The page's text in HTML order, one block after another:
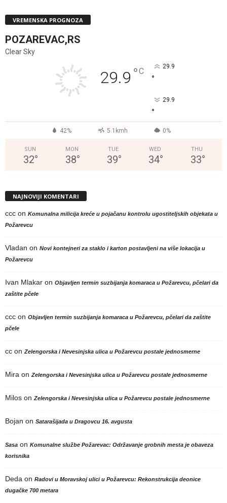
VREMENSKA PROGNOZA
POZAREVAC,RS
Clear Sky
29.9 °C 29.9
°
29.9
°
42% 5.1kmh 0%
SUN
32°
MON
38°
TUE
39°
WED
34°
THU
33°
NAJNOVIJI KOMENTARI
ccc on Komunalna milicija kreće u pojačanu kontrolu ugostiteljskih objekata u
Požarevcu
Vladan on Novi kontejneri za staklo i karton postavljeni na više lokacija u
Požarevcu
Ivan Mlakar on Objavljen termin suzbijanja komaraca u Požarevcu, pčelari da
zaštite pčele
ccc on Objavljen termin suzbijanja komaraca u Požarevcu, pčelari da zaštite
pčele
cc on Zelengorska i Nevesinjska ulica u Požarevcu postale jednosmerne
Mira on Zelengorska i Nevesinjska ulica u Požarevcu postale jednosmerne
Milos on Zelengorska i Nevesinjska ulica u Požarevcu postale jednosmerne
Bojan on Satarašijada u Dragovcu 16. avgusta
Sasa on Komunalne službe Požarevac: Održavanje grobnih mesta je obaveza
korisnika
Deda on Radovi u Moravskoj ulici u Požarevcu: Rekonstrukcija deonice
dugačke 700 metara